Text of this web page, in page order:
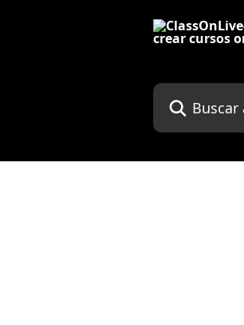
Buscar